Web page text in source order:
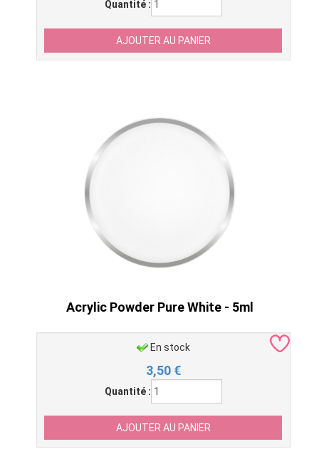
Quantité :
Acrylic Powder Pure White - 5ml
En stock
3,50 €
Quantité :